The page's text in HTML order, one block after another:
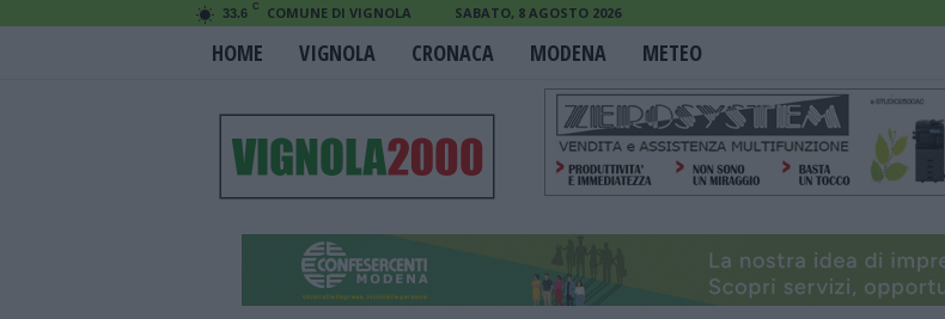
33.6 C COMUNE DI VIGNOLA SABATO, 8 AGOSTO 2026
HOME VIGNOLA CRONACA MODENA METEO